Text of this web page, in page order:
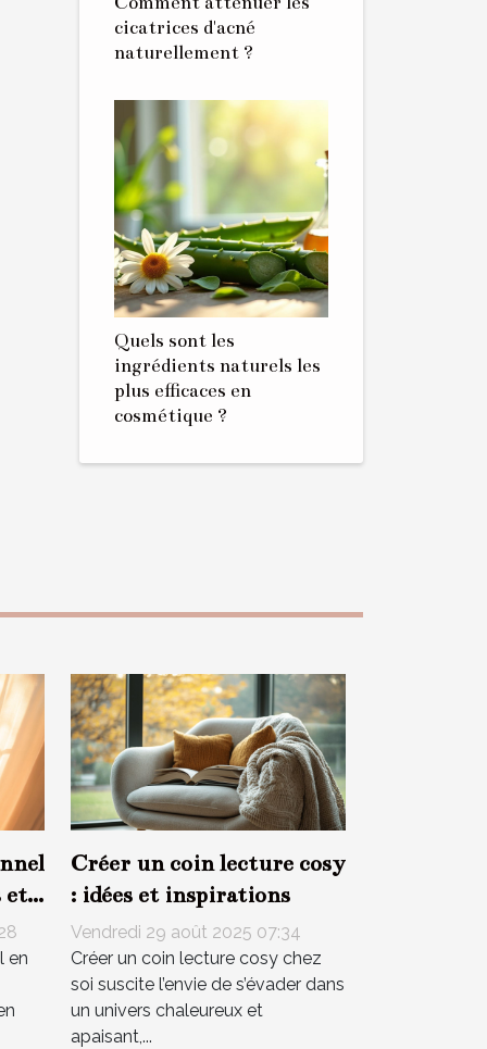
cicatrices d'acné
naturellement ?
Quels sont les
ingrédients naturels les
plus efficaces en
cosmétique ?
et
en
Créer un coin lecture cosy
: idées et inspirations
Vendredi 29 août 2025 07:34
Créer un coin lecture cosy chez
soi suscite l’envie de s’évader dans
un univers chaleureux et
apaisant,...